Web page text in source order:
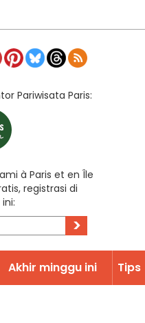
Pariwisata Paris:
à Paris et en Île
registrasi di
>
Akhir minggu ini Tips